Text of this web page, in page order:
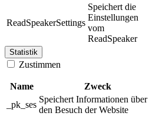
ReadSpeakerSettings
Speichert die
Einstellungen
vom
ReadSpeaker
Statistik
Zustimmen
Name Zweck
_pk_ses
Speichert Informationen über
den Besuch der Website